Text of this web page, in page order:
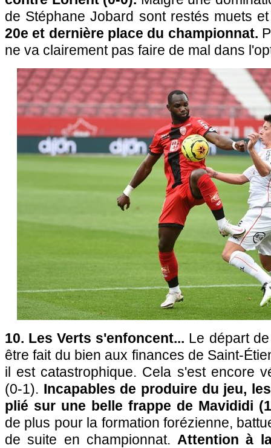
de Stéphane Jobard sont restés muets
20e et dernière place du championnat.
ne va clairement pas faire de mal dans
10. Les Verts s'enfoncent... Le départ
être fait du bien aux finances de Saint-
il est catastrophique. Cela s'est encore
(0-1). Incapables de produire du jeu,
plié sur une belle frappe de Mavididi
de plus pour la formation forézienne,
de suite en championnat. Attention à